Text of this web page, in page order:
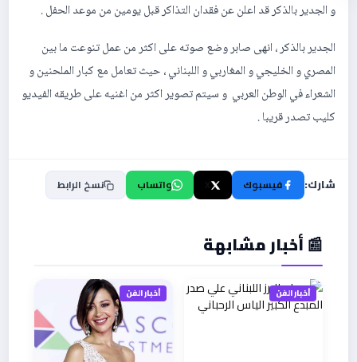
و الجدير بالذكر قد اعلن عن فقدان التذاكر قبل يومين من موعد الحفل .
الجدير بالذكر ، انهى صابر وضع صوته على اكثر من عمل تنوعت ما بين
المصري و الخليجي و المغاربي و اللبناني ، حيث تعامل مع كبار الملحنين و
الشعراء في الوطن العربي و سيتم تصوير اكثر من اغنيه على طريقه الفيديو
كليب تصدر قريبا .
شارك: فيسبوك واتساب نسخ الرابط
📰 أخبار مشابهة
أخبار الفن أخبار الفن